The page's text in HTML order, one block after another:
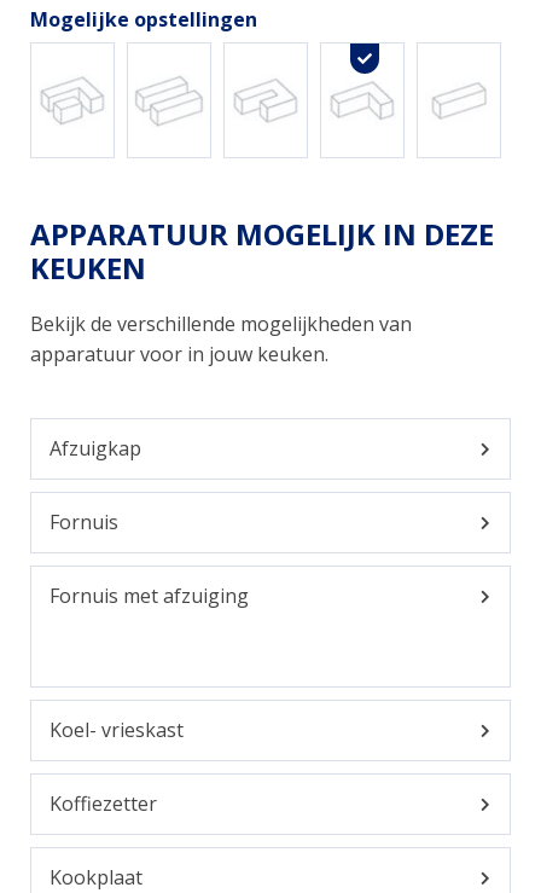
Mogelijke opstellingen
APPARATUUR MOGELIJK IN DEZE
KEUKEN
Bekijk de verschillende mogelijkheden van
apparatuur voor in jouw keuken.
Afzuigkap
Fornuis
Fornuis met afzuiging
Koel- vrieskast
Koffiezetter
Kookplaat